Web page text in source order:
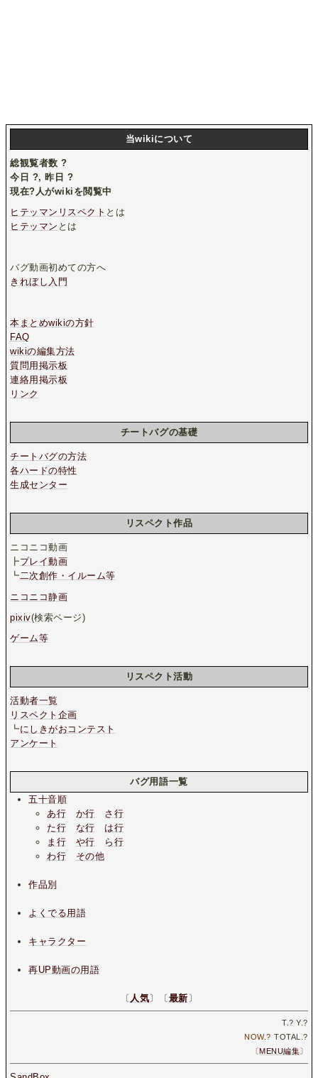
当wikiについて
総観覧者数?
今日 ?, 昨日 ?
現在? 人がwikiを閲覧中
ヒテッマンリスペクト とは
ヒテッマン とは
バグ動画初めての方へ
きれぼし入門
本まとめwikiの方針
FAQ
wikiの編集方法
質問用掲示板
連絡用掲示板
リンク
チートバグの基礎
チートバグの方法
各ハードの特性
生成センター
リスペクト作品
ニコニコ動画
┣プレイ動画
┗二次創作・イルーム等
ニコニコ静画
pixiv(検索ページ)
ゲーム等
リスペクト活動
活動者一覧
リスペクト企画
┗にしきがおコンテスト
アンケート
バグ用語一覧
五十音順
あ行
か行
さ行
た行
な行
は行
ま行
や行
ら行
わ行
その他
作品別
よくでる用語
キャラクター
再UP動画の用語
〔 人気〕〔 最新 〕
T.? Y.?
NOW.? TOTAL.?
〔MENU編集〕